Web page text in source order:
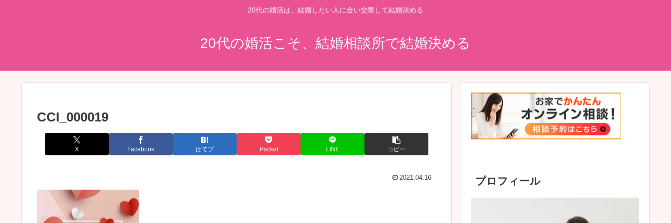
20代の婚活は、結婚したい人に合い交際して結婚決める
20代の婚活こそ、結婚相談所で結婚決める
CCI_000019
X Facebook はてブ Pocket LINE コピー
2021.04.16 プロフィール